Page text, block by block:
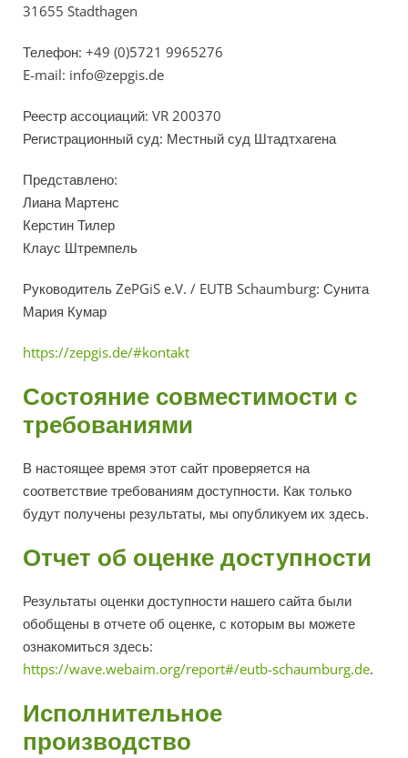
31655 Stadthagen
Телефон: +49 (0)5721 9965276
E-mail: info@zepgis.de
Реестр ассоциаций: VR 200370
Регистрационный суд: Местный суд Штадтхагена
Представлено:
Лиана Мартенс
Керстин Тилер
Клаус Штремпель
Руководитель ZePGiS e.V. / EUTB Schaumburg: Сунита
Мария Кумар
https://zepgis.de/#kontakt
Состояние совместимости с
требованиями
В настоящее время этот сайт проверяется на
соответствие требованиям доступности. Как только
будут получены результаты, мы опубликуем их здесь.
Отчет об оценке доступности
Результаты оценки доступности нашего сайта были
обобщены в отчете об оценке, с которым вы можете
ознакомиться здесь:
https://wave.webaim.org/report#/eutb-schaumburg.de.
Исполнительное
производство